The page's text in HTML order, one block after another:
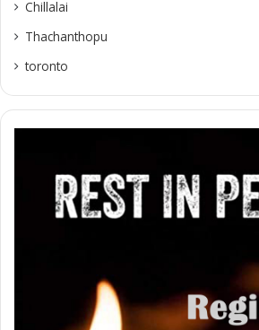
Chillalai
Thachanthopu
toronto